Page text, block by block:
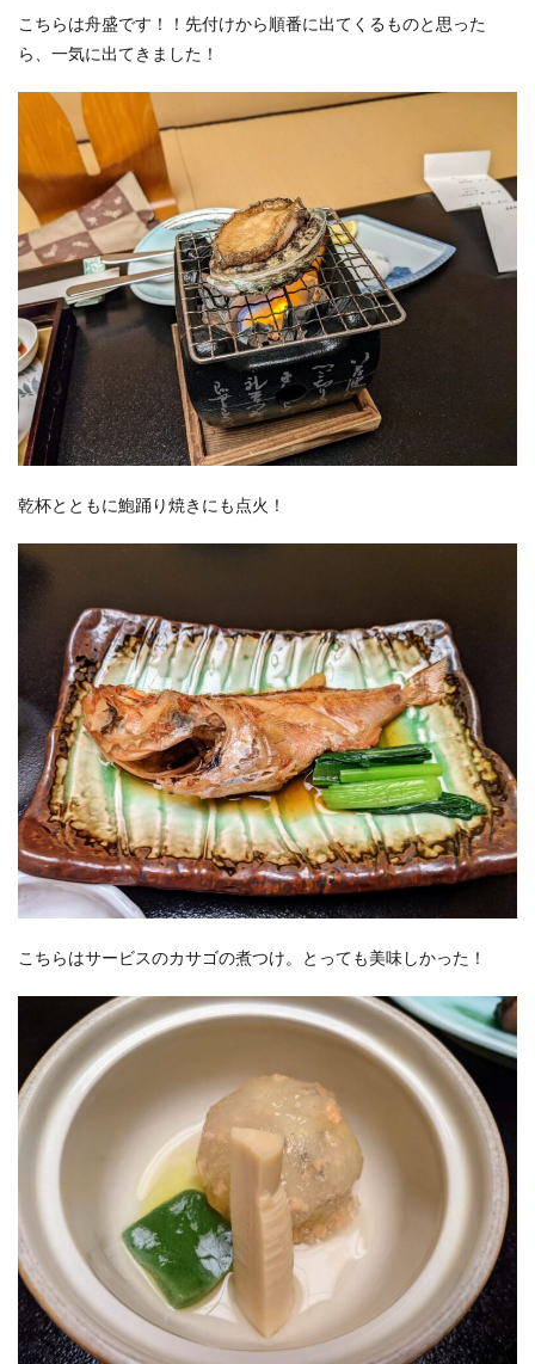
こちらは舟盛です！！先付けから順番に出てくるものと思った
ら、一気に出てきました！
乾杯とともに鮑踊り焼きにも点火！
こちらはサービスのカサゴの煮つけ。とっても美味しかった！